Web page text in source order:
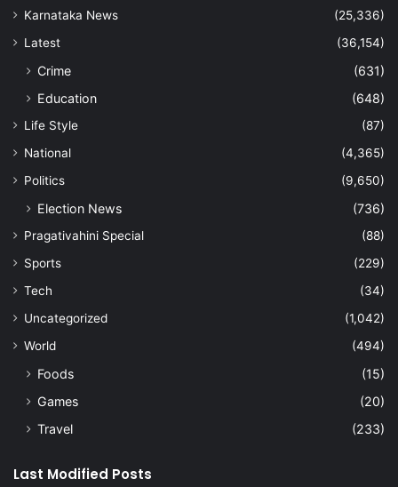
Karnataka News
(25,336)
Latest
(36,154)
Crime
(631)
Education
(648)
Life Style
(87)
National
(4,365)
Politics
(9,650)
Election News (736)
Pragativahini Special
(88)
Sports
(229)
Tech
(34)
Uncategorized
(1,042)
World
(494)
Foods
(15)
Games
(20)
Travel
(233)
Last Modified Posts